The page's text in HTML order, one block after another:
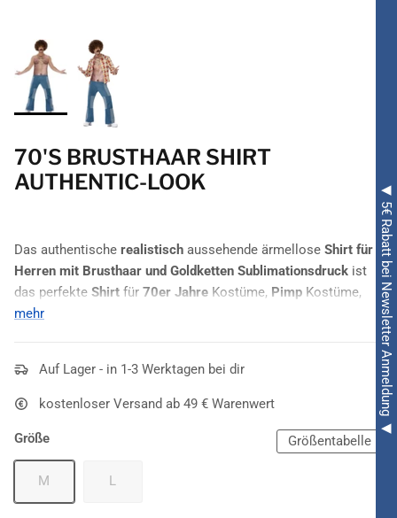
◀ 5€ Rabatt bei Newsletter Anmeldung ◀
70'S BRUSTHAAR SHIRT
AUTHENTIC-LOOK
Das authentische realistisch aussehende ärmellose Shirt für
Herren mit Brusthaar und Goldketten Sublimationsdruck ist
das perfekte Shirt für 70er Jahre Kostüme, Pimp Kostüme,
Bad Taste
beachten Sie dies bei Ihrer Bestellung.
mehr
Auf Lager - in 1-3 Werktagen bei dir
kostenloser Versand ab 49 € Warenwert
Größe Größentabelle
M L